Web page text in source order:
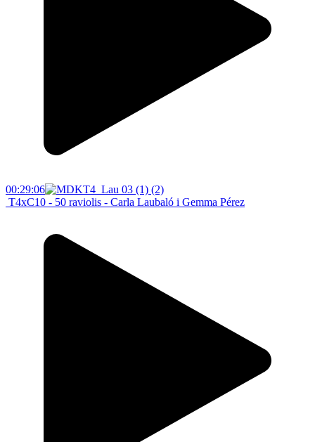
00:29:06
T4xC10 - 50 raviolis - Carla Laubaló i Gemma Pérez